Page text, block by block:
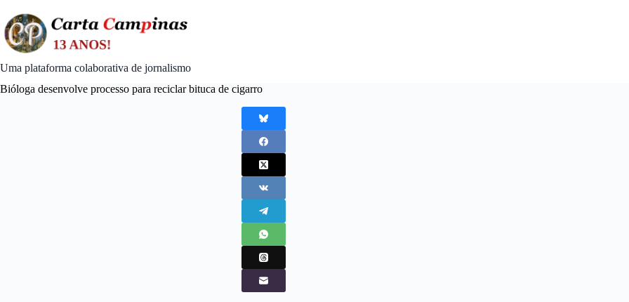
content
Uma plataforma colaborativa de jornalismo
Bióloga desenvolve processo para reciclar bituca de cigarro